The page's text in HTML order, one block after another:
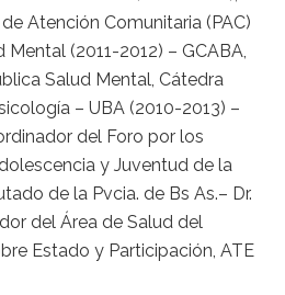
Atención Comunitaria (PAC)
(2011-2012) – GCABA,
Salud Mental, Cátedra
– UBA (2010-2013) –
del Foro por los
y Juventud de la
de la Pvcia. de Bs As.– Dr.
del Área de Salud del
Estado y Participación, ATE